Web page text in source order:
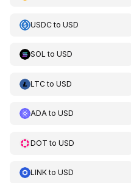
USDCto USD
SOL to USD
LTCto USD
ADAto USD
DOT to USD
LINKto USD